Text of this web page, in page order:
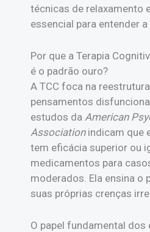
técnicas de relaxamento
essencial para entender a
Por que a Terapia
é o padrão ouro?
A TCC foca na
pensamentos
estudos da American
Associationindicam que
tem eficácia superior ou
medicamentos para
moderados. Ela ensina o
suas próprias crenças
O papel fundamental dos